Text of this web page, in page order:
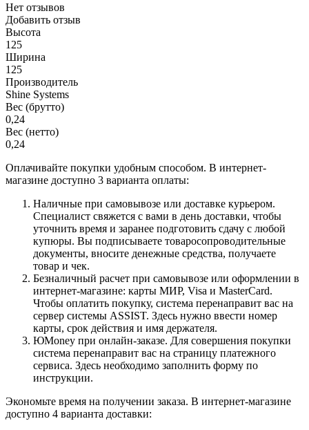
Нет отзывов
Добавить отзыв
Высота
125
Ширина
125
Производитель
Shine Systems
Вес (брутто)
0,24
Вес (нетто)
0,24
Оплачивайте покупки удобным способом. В интернет-
магазине доступно 3 варианта оплаты:
Наличные при самовывозе или доставке курьером.
Специалист свяжется с вами в день доставки, чтобы
уточнить время и заранее подготовить сдачу с любой
купюры. Вы подписываете товаросопроводительные
документы, вносите денежные средства, получаете
товар и чек.
Безналичный расчет при самовывозе или оформлении в
интернет-магазине: карты МИР, Visa и MasterCard.
Чтобы оплатить покупку, система перенаправит вас на
сервер системы ASSIST. Здесь нужно ввести номер
карты, срок действия и имя держателя.
ЮMoney при онлайн-заказе. Для совершения покупки
система перенаправит вас на страницу платежного
сервиса. Здесь необходимо заполнить форму по
инструкции.
Экономьте время на получении заказа. В интернет-магазине
доступно 4 варианта доставки: